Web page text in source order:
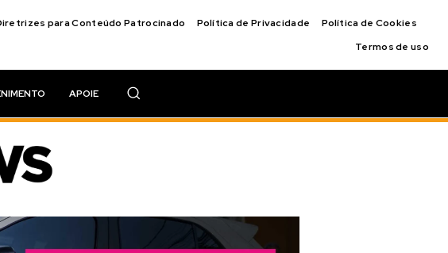
para Conteúdo Patrocinado Política de Privacidade
Política de Cookies
Termos de uso
APOIE